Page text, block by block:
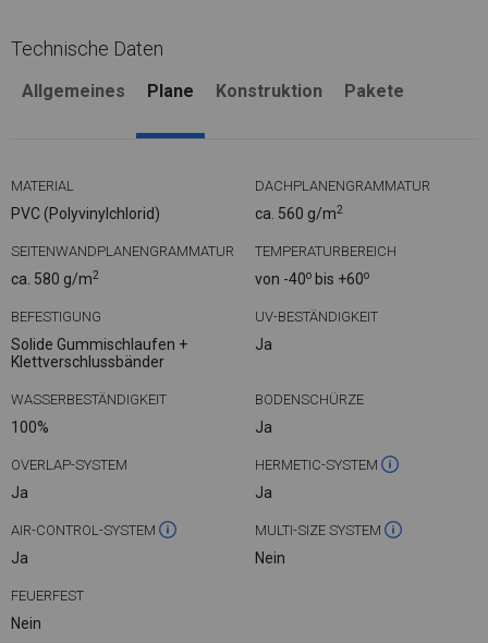
Technische Daten
Allgemeines Plane Konstruktion Pakete
MATERIAL
PVC (Polyvinylchlorid)
DACHPLANENGRAMMATUR
ca. 560 g/m2
SEITENWANDPLANENGRAMMATUR
ca. 580 g/m2
TEMPERATURBEREICH
von -40o bis +60o
BEFESTIGUNG
Solide Gummischlaufen +
Klettverschlussbänder
UV-BESTÄNDIGKEIT
Ja
WASSERBESTÄNDIGKEIT
100%
BODENSCHÜRZE
Ja
OVERLAP-SYSTEM
Ja
HERMETIC-SYSTEM
Ja
AIR-CONTROL-SYSTEM
Ja
MULTI-SIZE SYSTEM
Nein
FEUERFEST
Nein